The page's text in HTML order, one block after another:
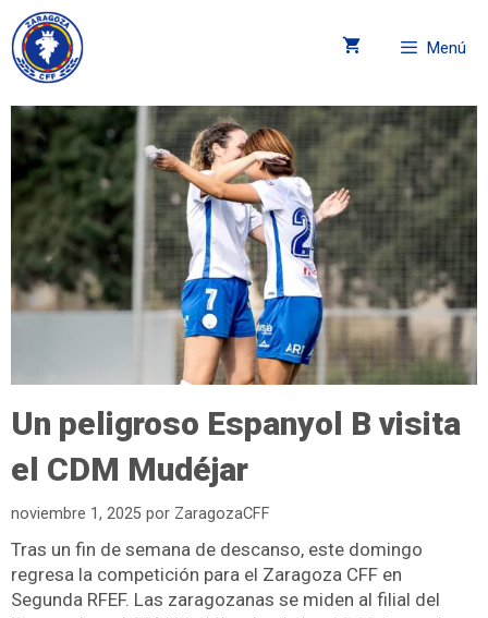
Menú
Un peligroso Espanyol B visita
el CDM Mudéjar
noviembre 1, 2025 por ZaragozaCFF
Tras un fin de semana de descanso, este domingo
regresa la competición para el Zaragoza CFF en
Segunda RFEF. Las zaragozanas se miden al filial del